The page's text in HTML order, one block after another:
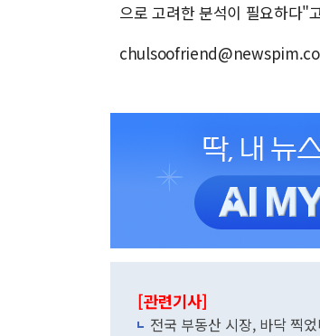
으로 고려한 분석이 필요하다"
[관련기사]
전국 부동산 시장, 바닥 찍